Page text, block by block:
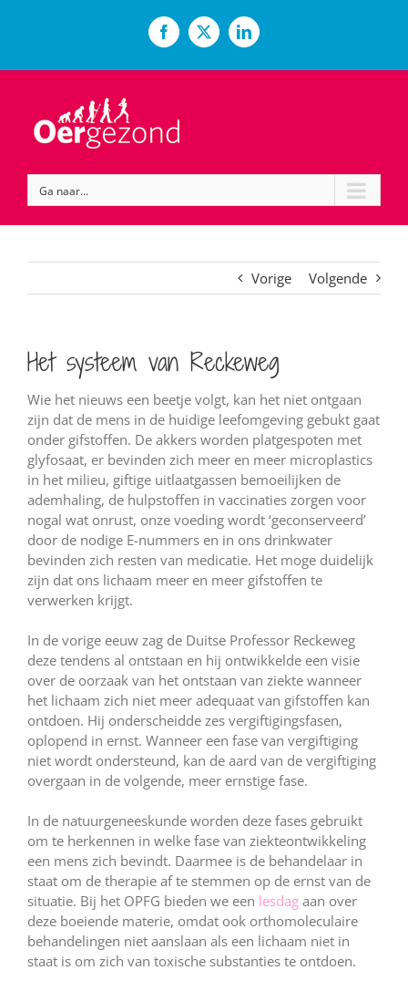
Facebook
X LinkedIn
Ga naar...
Vorige Volgende
Het systeem van Reckeweg
Wie het nieuws een beetje volgt, kan het niet ontgaan
zijn dat de mens in de huidige leefomgeving gebukt gaat
onder gifstoffen. De akkers worden platgespoten met
glyfosaat, er bevinden zich meer en meer microplastics
in het milieu, giftige uitlaatgassen bemoeilijken de
ademhaling, de hulpstoffen in vaccinaties zorgen voor
nogal wat onrust, onze voeding wordt ‘geconserveerd’
door de nodige E-nummers en in ons drinkwater
bevinden zich resten van medicatie. Het moge duidelijk
zijn dat ons lichaam meer en meer gifstoffen te
verwerken krijgt.
In de vorige eeuw zag de Duitse Professor Reckeweg
deze tendens al ontstaan en hij ontwikkelde een visie
over de oorzaak van het ontstaan van ziekte wanneer
het lichaam zich niet meer adequaat van gifstoffen kan
ontdoen. Hij onderscheidde zes vergiftigingsfasen,
oplopend in ernst. Wanneer een fase van vergiftiging
niet wordt ondersteund, kan de aard van de vergiftiging
overgaan in de volgende, meer ernstige fase.
In de natuurgeneeskunde worden deze fases gebruikt
om te herkennen in welke fase van ziekteontwikkeling
een mens zich bevindt. Daarmee is de behandelaar in
staat om de therapie af te stemmen op de ernst van de
situatie. Bij het OPFG bieden we een lesdag aan over
deze boeiende materie, omdat ook orthomoleculaire
behandelingen niet aanslaan als een lichaam niet in
staat is om zich van toxische substanties te ontdoen.